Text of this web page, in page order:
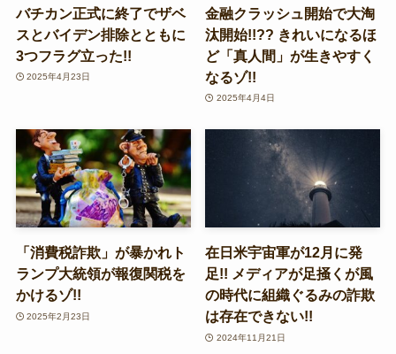
バチカン正式に終了でザベ
スとバイデン排除とともに
3つフラグ立った!!
2025年4月23日
金融クラッシュ開始で大淘
汰開始!!?? きれいになるほ
ど「真人間」が生きやすく
なるゾ!!
2025年4月4日
「消費税詐欺」が暴かれト
ランプ大統領が報復関税を
かけるゾ!!
2025年2月23日
在日米宇宙軍が12月に発
足!! メディアが足掻くが風
の時代に組織ぐるみの詐欺
は存在できない!!
2024年11月21日